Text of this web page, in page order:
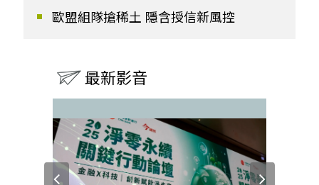
歐盟組隊搶稀土 隱含授信新風控
最新影音